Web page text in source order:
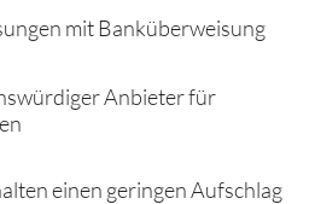
mit Banküberweisung
Anbieter für
einen geringen Aufschlag